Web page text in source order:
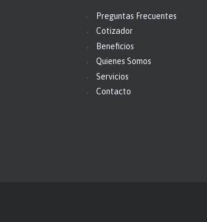
Preguntas Frecuentes
Cotizador
Beneficios
Quienes Somos
Servicios
Contacto